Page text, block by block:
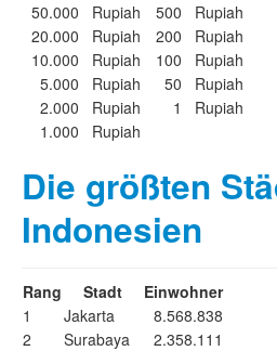
50.000 Rupiah
500 Rupiah
20.000 Rupiah
200 Rupiah
10.000 Rupiah
100 Rupiah
5.000 Rupiah
50 Rupiah
2.000 Rupiah
1 Rupiah
1.000 Rupiah
Die größten
Indonesien
Rang Stadt
Einwohner
1
Jakarta
8.568.838
2
Surabaya
2.358.111